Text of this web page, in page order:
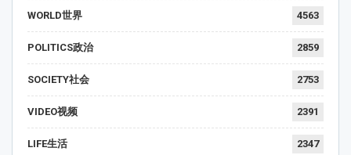
WORLD世界 4563
POLITICS政治 2859
SOCIETY社会 2753
VIDEO视频 2391
LIFE生活 2347